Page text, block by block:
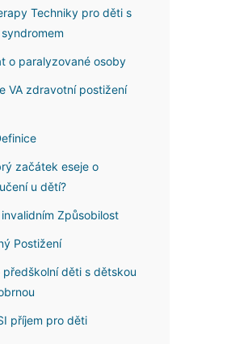
Techniky pro děti s
o paralyzované osoby
VA zdravotní postižení
začátek eseje o
u dětí?
Způsobilost
Postižení
děti s dětskou
příjem pro děti